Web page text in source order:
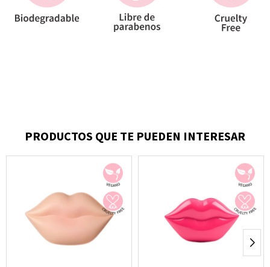
PRODUCTOS QUE TE PUEDEN INTERESAR